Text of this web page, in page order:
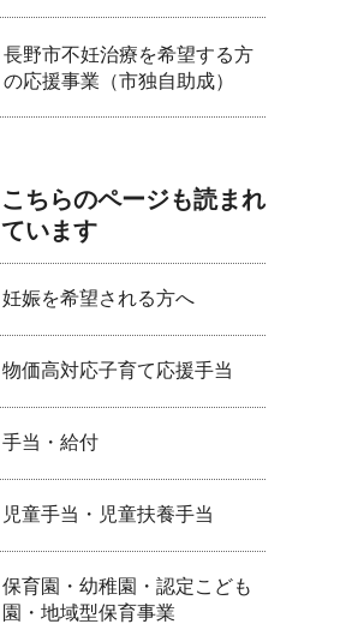
長野市不妊治療を希望する方
の応援事業（市独自助成）
こちらのページも読まれ
ています
妊娠を希望される方へ
物価高対応子育て応援手当
手当・給付
児童手当・児童扶養手当
保育園・幼稚園・認定こども
園・地域型保育事業